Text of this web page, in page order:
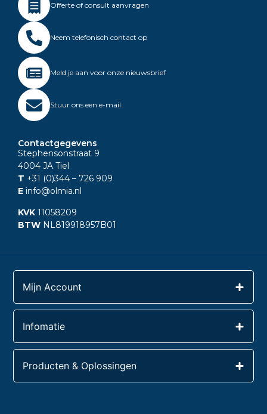
Offerte of consult aanvragen
Neem telefonisch contact op
Meld je aan voor onze nieuwsbrief
Stuur ons een e-mail
Contactgegevens
Stephensonstraat 9
4004 JA Tiel
T +31 (0)344 – 726 909
E info@olmia.nl
KVK 11058209
BTW NL819918957B01
Mijn Account
Infomatie
Producten & Oplossingen